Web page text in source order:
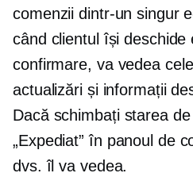
comenzii dintr-un singur
când clientul își deschide
confirmare, va vedea
actualizări și informații
Dacă schimbați starea de
„Expediat” în panoul de
dvs. îl va vedea.